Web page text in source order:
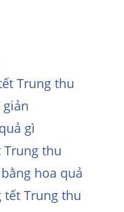
Trung thu
gì
thu
hoa quả
tết Trung thu